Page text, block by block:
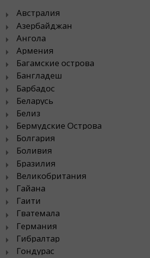
Австралия
Азербайджан
Ангола
Армения
Багамские острова
Бангладеш
Барбадос
Беларусь
Белиз
Бермудские Острова
Болгария
Боливия
Бразилия
Великобритания
Гайана
Гаити
Гватемала
Германия
Гибралтар
Гондурас